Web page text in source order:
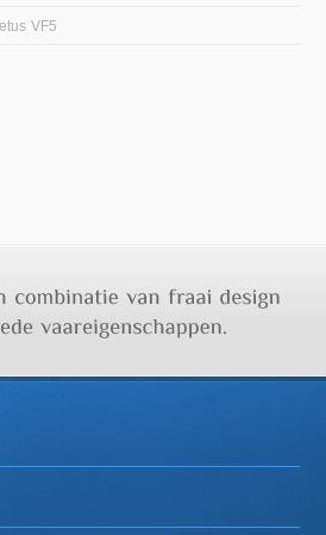
VF5